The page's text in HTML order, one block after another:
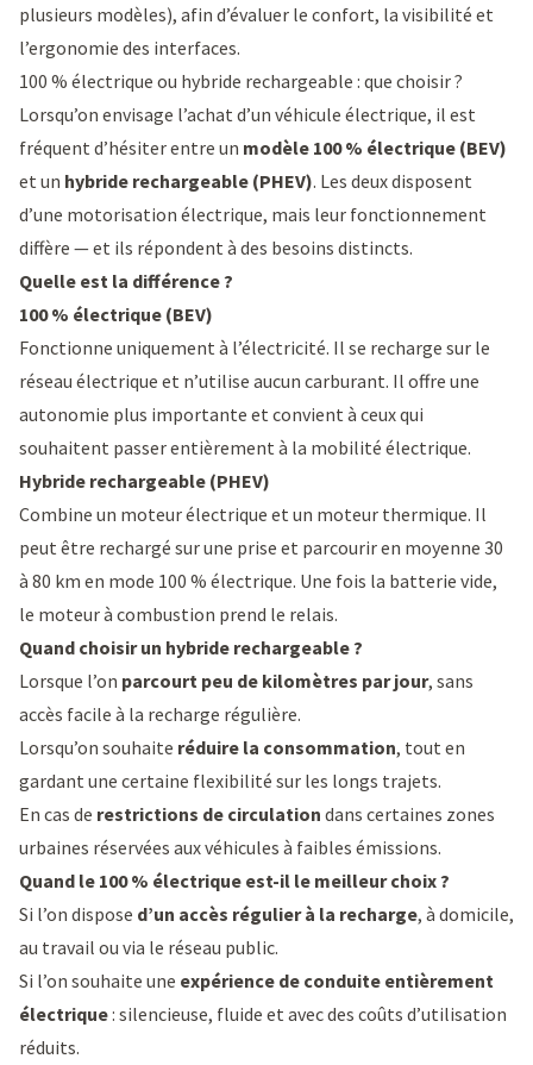
plusieurs modèles), afin d’évaluer le confort, la visibilité et
l’ergonomie des interfaces.
100 % électrique ou hybride rechargeable : que choisir ?
Lorsqu’on envisage l’achat d’un véhicule électrique, il est
fréquent d’hésiter entre un modèle 100 % électrique (BEV)
et un hybride rechargeable (PHEV). Les deux disposent
d’une motorisation électrique, mais leur fonctionnement
diffère — et ils répondent à des besoins distincts.
Quelle est la différence ?
100 % électrique (BEV)
Fonctionne uniquement à l’électricité. Il se recharge sur le
réseau électrique et n’utilise aucun carburant. Il offre une
autonomie plus importante et convient à ceux qui
souhaitent passer entièrement à la mobilité électrique.
Hybride rechargeable (PHEV)
Combine un moteur électrique et un moteur thermique. Il
peut être rechargé sur une prise et parcourir en moyenne 30
à 80 km en mode 100 % électrique. Une fois la batterie vide,
le moteur à combustion prend le relais.
Quand choisir un hybride rechargeable ?
Lorsque l’on parcourt peu de kilomètres par jour, sans
accès facile à la recharge régulière.
Lorsqu’on souhaite réduire la consommation, tout en
gardant une certaine flexibilité sur les longs trajets.
En cas de restrictions de circulation dans certaines zones
urbaines réservées aux véhicules à faibles émissions.
Quand le 100 % électrique est-il le meilleur choix ?
Si l’on dispose d’un accès régulier à la recharge, à domicile,
au travail ou via le réseau public.
Si l’on souhaite une expérience de conduite entièrement
électrique: silencieuse, fluide et avec des coûts d’utilisation
réduits.